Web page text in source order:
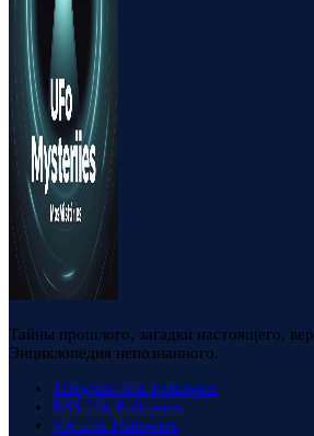
Тайны прошлого, загадки настоящего,
Энциклопедия непознанного.
Telegram 88k Followers
RSS 23k Followers
VK 23k Followers